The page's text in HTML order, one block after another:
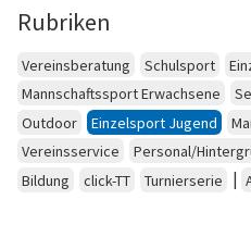
Rubriken
Vereinsberatung Schulsport
Mannschaftssport Erwachsene
Outdoor
Einzelsport Jugend
Vereinsservice
Personal/
Bildung
click-TT Turnierserie |